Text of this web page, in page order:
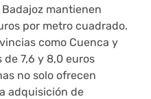
mantienen
por metro cuadrado.
como Cuenca y
7,6 y 8,0 euros
no solo ofrecen
adquisición de